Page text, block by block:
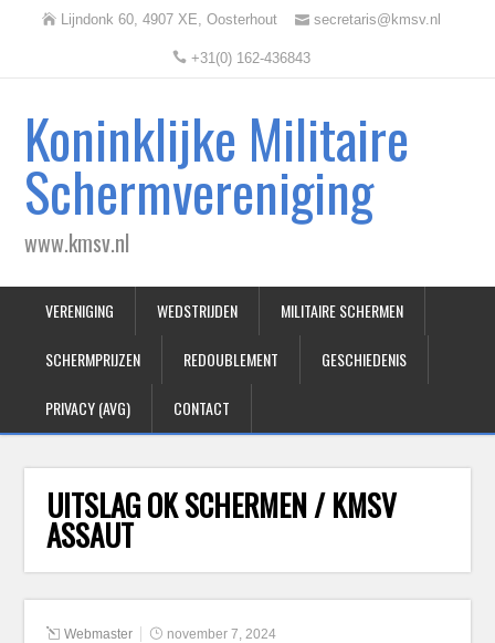
Lijndonk 60, 4907 XE, Oosterhout secretaris@kmsv.nl
+31(0) 162-436843
Koninklijke Militaire
Schermvereniging
www.kmsv.nl
VERENIGING WEDSTRIJDEN MILITAIRE SCHERMEN
SCHERMPRIJZEN REDOUBLEMENT GESCHIEDENIS
PRIVACY (AVG) CONTACT
UITSLAG OK SCHERMEN / KMSV
ASSAUT
Webmaster november 7, 2024